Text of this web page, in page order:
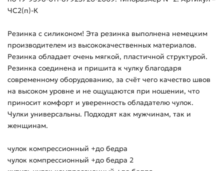
ЧС2(п)-К
Резинка с силиконом! Эта резинка выполнена немецким
производителем из высококачественных материалов.
Резинка обладает очень мягкой, пластичной структурой.
Резинка соединена и пришита к чулку благодаря
современному оборудованию, за счёт чего качество швов
на высоком уровне и не ощущаются при ношении, что
приносит комфорт и уверенность обладателю чулок.
Чулки универсальны. Подходят как мужчинам, так и
женщинам.
чулок компрессионный +до бедра
чулок компрессионный +до бедра 2